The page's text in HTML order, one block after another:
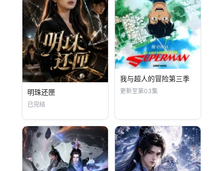
明珠还匣
已完结
我与超人的冒险第三季
更新至第03集